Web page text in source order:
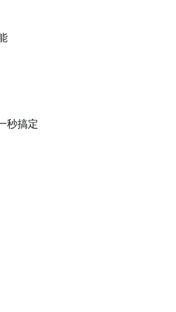
秒搞定